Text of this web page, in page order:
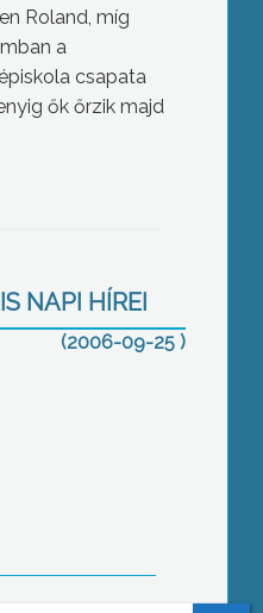
Roland, míg
a
csapata
ők őrzik majd
NAPI HÍREI
(2006-09-25 )